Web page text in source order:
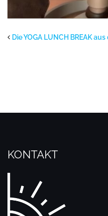
Die YOGA LUNCH BREAK
KONTAKT